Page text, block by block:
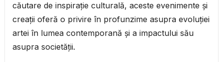
căutare de inspirație culturală, aceste evenimente și
creații oferă o privire în profunzime asupra evoluției
artei în lumea contemporană și a impactului său
asupra societății.